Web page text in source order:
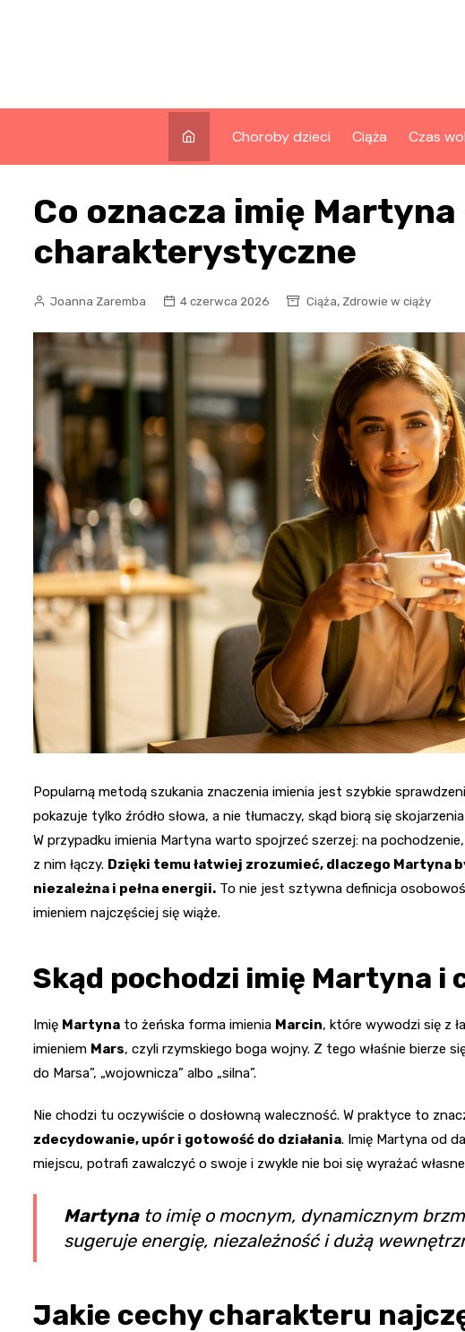
Choroby dzieci Ciąża Czas
Co oznacza imię Martyna
charakterystyczne
Joanna Zaremba 4 czerwca 2026 Ciąża, Zdrowie w ciąży
Popularną metodą szukania znaczenia imienia jest szybkie
pokazuje tylko źródło słowa, a nie tłumaczy, skąd biorą się
W przypadku imienia Martyna warto spojrzeć szerzej: na
z nim łączy. Dzięki temu łatwiej zrozumieć, dlaczego Martyna
niezależna i pełna energii. To nie jest sztywna definicja
imieniem najczęściej się wiąże.
Skąd pochodzi imię Martyna i
Imię Martyna to żeńska forma imienia Marcin, które wywodzi się z
imieniem Mars, czyli rzymskiego boga wojny. Z tego właśnie bierze
do Marsa”, „wojownicza” albo „silna”.
Nie chodzi tu oczywiście o dosłowną waleczność. W praktyce to
zdecydowanie, upór i gotowość do działania. Imię Martyna od
miejscu, potrafi zawalczyć o swoje i zwykle nie boi się wyrażać
Martynato imię o mocnym, dynamicznym
sugeruje energię, niezależność i dużą
Jakie cechy charakteru